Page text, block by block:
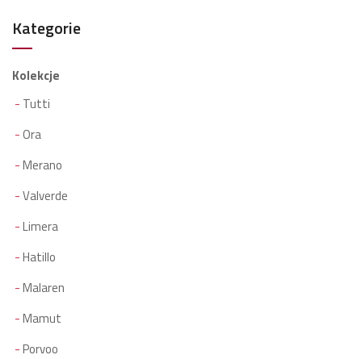
Kategorie
Kolekcje
Tutti
Ora
Merano
Valverde
Limera
Hatillo
Malaren
Mamut
Porvoo